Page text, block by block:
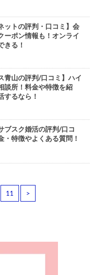
ットの評判・口コミ】会
ーポン情報も！オンライ
きる！
青山の評判/口コミ】ハイ
談所！料金や特徴を紹
するなら！
ブスク婚活の評判/口コ
・特徴やよくある質問！
11 >